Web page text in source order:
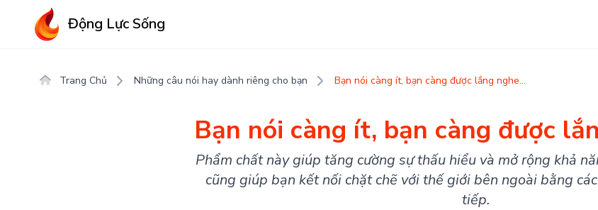
Động Lực Sống
Trang Chủ Những câu nói hay dành riêng cho bạn Bạn nói càng ít, bạn càng được lắng nghe...
Bạn nói càng ít, bạn càng được
Phẩm chất này giúp tăng cường sự thấu hiểu và mở rộng khả
cũng giúp bạn kết nối chặt chẽ với thế giới bên ngoài bằng
tiếp.